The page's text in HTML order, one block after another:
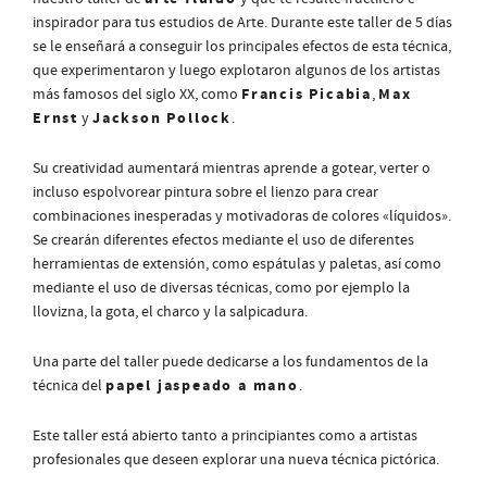
inspirador para tus estudios de Arte. Durante este taller de 5 días
se le enseñará a conseguir los principales efectos de esta técnica,
que experimentaron y luego explotaron algunos de los artistas
más famosos del siglo XX, como Francis Picabia, Max
Ernst yJackson Pollock.
Su creatividad aumentará mientras aprende a gotear, verter o
incluso espolvorear pintura sobre el lienzo para crear
combinaciones inesperadas y motivadoras de colores «líquidos».
Se crearán diferentes efectos mediante el uso de diferentes
herramientas de extensión, como espátulas y paletas, así como
mediante el uso de diversas técnicas, como por ejemplo la
llovizna, la gota, el charco y la salpicadura.
Una parte del taller puede dedicarse a los fundamentos de la
técnica del papel jaspeado a mano.
Este taller está abierto tanto a principiantes como a artistas
profesionales que deseen explorar una nueva técnica pictórica.